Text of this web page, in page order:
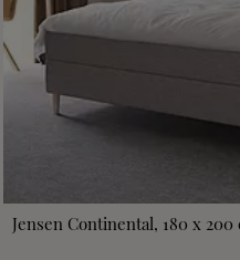
Jensen Continental, 180 x 200